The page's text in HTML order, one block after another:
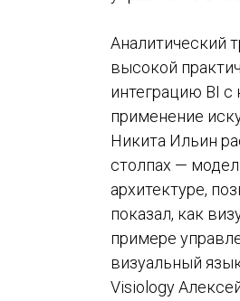
Аналитический
высокой
интеграцию BI
применение
Никита Ильин
столпах —
архитектуре,
показал, как
примере
визуальный
Visiology